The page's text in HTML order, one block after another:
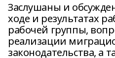
Заслушаны и
ходе и результатах
рабочей группы,
реализации
законодательства, а